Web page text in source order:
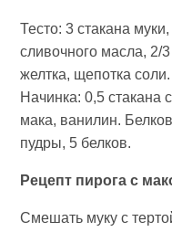
Тесто: 3 стакана
сливочного масла, 2/
желтка, щепотка соли.
Начинка: 0,5 стакана
мака, ванилин.
пудры, 5 белков.
Рецепт пирога с
Смешать муку с